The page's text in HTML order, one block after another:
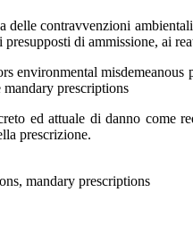
delle contravvenzioni
di ammissione, ai
environmental
prescriptions
ed attuale di danno come
prescrizione.
mandary prescriptions